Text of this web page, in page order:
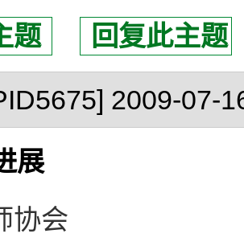
题 回复此主题
2009-07-
展
协会